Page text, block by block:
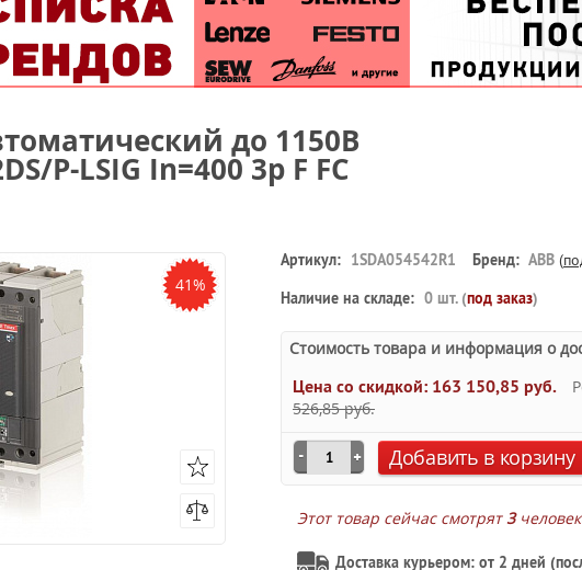
до 1150В
P-LSIG In=400 3p F FC
41%
Артикул: 1SDA054542R1 Бренд: ABB (
Наличие на складе: 0 шт. (под заказ)
Стоимость товара и информация о
Цена со скидкой: 163 150,85 руб.
526,85 руб.
Добавить в корзину
Этот товар сейчас смотрят3
Доставка курьером: от 2 дней